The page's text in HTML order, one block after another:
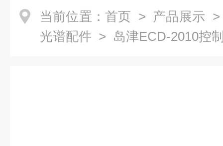
当前位置： 首页 > 产品展示
光谱配件 > 岛津ECD-2010控